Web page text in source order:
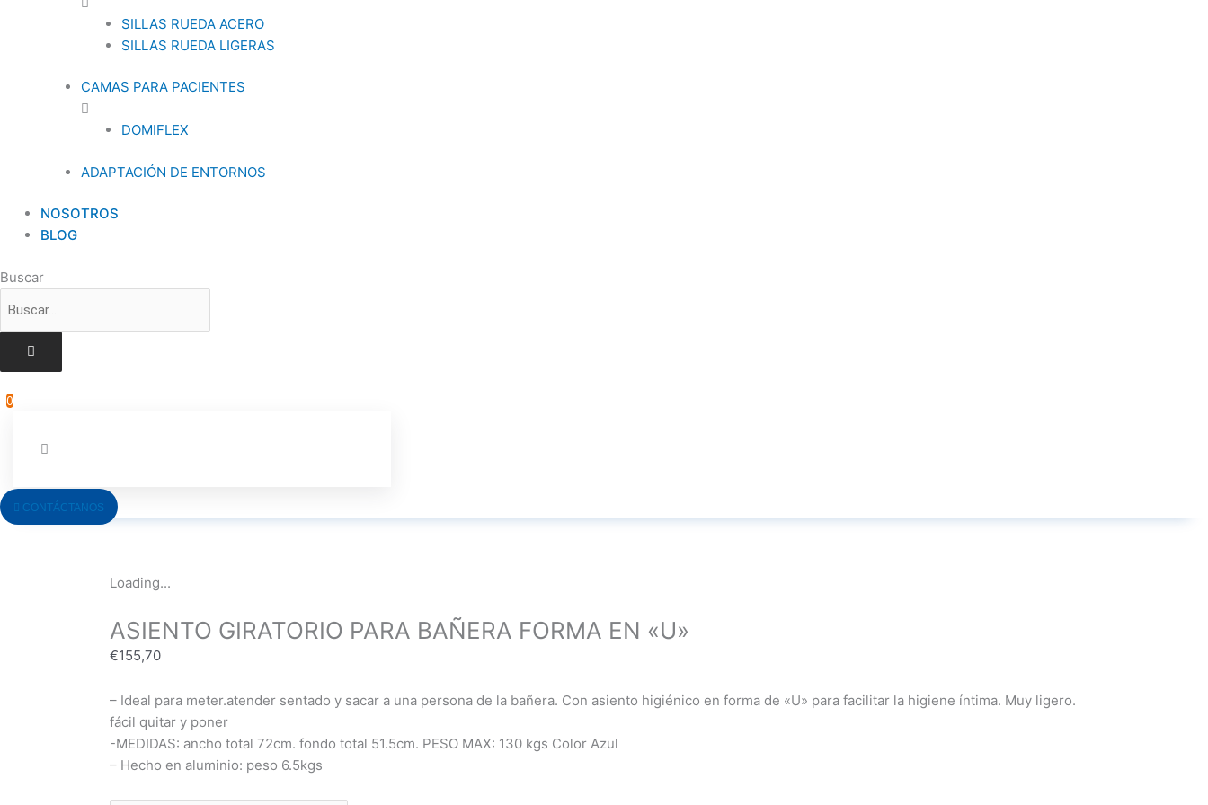
SILLAS RUEDA ACERO
SILLAS RUEDA LIGERAS
CAMAS PARA PACIENTES
DOMIFLEX
ADAPTACIÓN DE ENTORNOS
NOSOTROS
BLOG
Buscar
0
CONTÁCTANOS
Loading...
ASIENTO GIRATORIO PARA BAÑERA FORMA EN «U»
€155,70
– Ideal para meter.atender sentado y sacar a una persona de la bañera. Con asiento higiénico en forma de «U» para facilitar la higiene íntima. Muy ligero.
fácil quitar y poner
-MEDIDAS: ancho total 72cm. fondo total 51.5cm. PESO MAX: 130 kgs Color Azul
– Hecho en aluminio: peso 6.5kgs